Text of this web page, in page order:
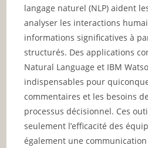
langage naturel (NLP) aident
analyser les interactions
informations significatives à
structurés. Des applications
Natural Language et IBM
indispensables pour
commentaires et les besoins
processus décisionnel. Ces
seulement l’efficacité des
également une